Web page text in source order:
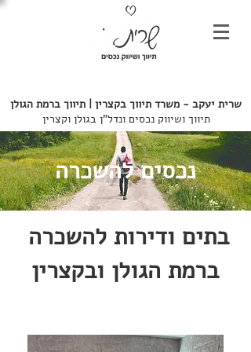
שרית יעקב - משרד תיווך בקצרין | תיווך ברמת הגולן
תיווך ושיווק נכסים ונדל"ן בגולן וקצרין
נכסים להשכרה
ברמת הגולן ובקצרין